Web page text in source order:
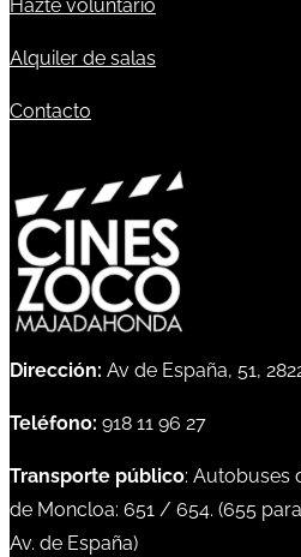
Hazte voluntario
Alquiler de salas
Contacto
Dirección: Av de España, 51,
Teléfono: 918 11 96 27
Transporte público: Autobuses
de Moncloa: 651 / 654. (655
Av. de España)